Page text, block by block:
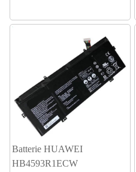
Batterie HUAWEI
HB4593R1ECW